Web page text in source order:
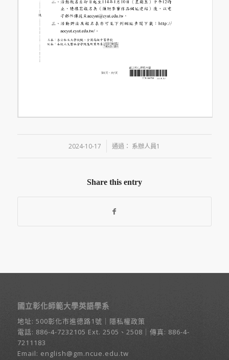
2024-10-17
/ 通過： 系辦人員1
Share this entry
國立彰化師範大學英語學系
地址: 500彰化市進德路1號 ｜ 隱私權政策
電話: 886-4-7232105 Ext. 2505、2508｜傳真: 886-4-
7211183
Email: english@gm.ncue.edu.tw